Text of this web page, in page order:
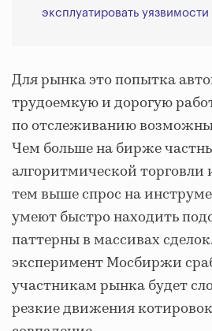
эксплуатировать уязвимости
Для рынка это попытка
трудоемкую и дорогую
по отслеживанию
Чем больше на бирже
алгоритмической торговли
тем выше спрос на
умеют быстро находить
паттерны в массивах
эксперимент Мосбиржи
участникам рынка будет
резкие движения